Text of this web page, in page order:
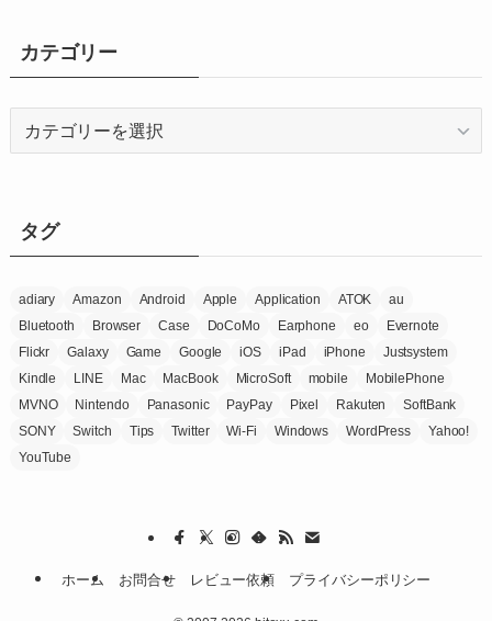
ブ
カテゴリー
ータグ
adiary Amazon Android Apple Application ATOK
au
Bluetooth
Browser Case DoCoMo Earphone eo
Evernote
Flickr
Galaxy Game Google iOS iPad iPhone
Justsystem
Kindle
LINE Mac MacBook MicroSoft mobile
MobilePhone
MVNO
Nintendo Panasonic PayPay Pixel Rakuten
SoftBank
SONY
Switch Tips Twitter Wi-Fi Windows WordPress
Yahoo!
YouTube
ホーム お問合せ レビュー依頼 プライバシーポリシー